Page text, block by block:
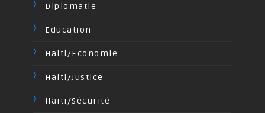
Diplomatie
Education
Haiti/Economie
Haiti/Justice
Haiti/Sécurité